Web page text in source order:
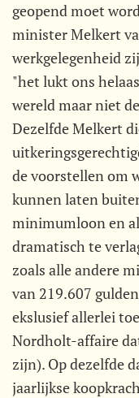
geopend moet
minister Melkert
werkgelegenheid
"het lukt ons
wereld maar niet
Dezelfde Melkert
de voorstellen om
kunnen laten
minimumloon en
dramatisch te
zoals alle andere
van 219.607
ekslusief allerlei
Nordholt-affaire
zijn). Op dezelfde
jaarlijkse